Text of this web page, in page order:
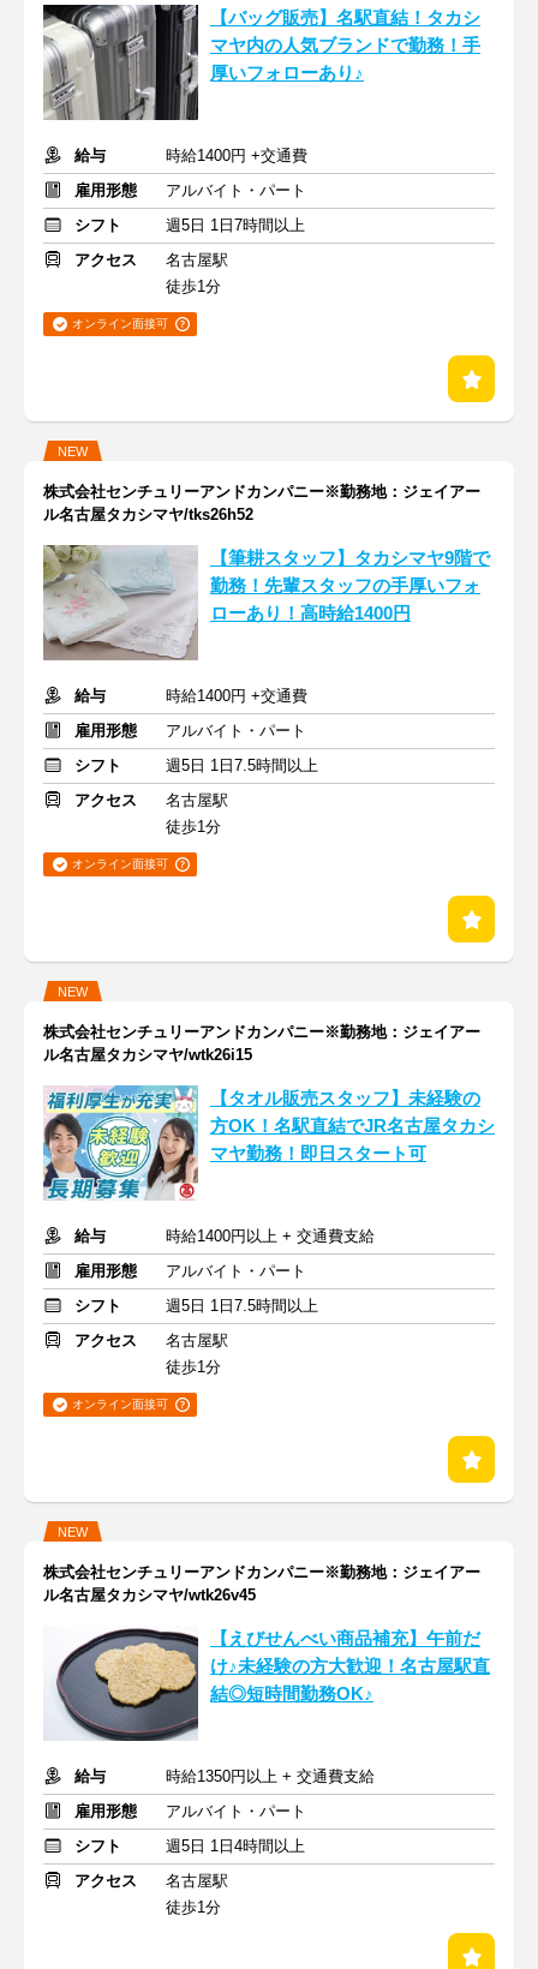
【バッグ販売】名駅直結！タカシ
マヤ内の人気ブランドで勤務！手
厚いフォローあり♪
給与
時給1400円 +交通費
雇用形態
アルバイト・パート
シフト
週5日 1日7時間以上
アクセス
名古屋駅
徒歩1分
オンライン面接可
NEW
株式会社センチュリーアンドカンパニー※勤務地：ジェイアー
ル名古屋タカシマヤ/tks26h52
【筆耕スタッフ】タカシマヤ9階で
勤務！先輩スタッフの手厚いフォ
ローあり！高時給1400円
給与
時給1400円 +交通費
雇用形態
アルバイト・パート
シフト
週5日 1日7.5時間以上
アクセス
名古屋駅
徒歩1分
オンライン面接可
NEW
株式会社センチュリーアンドカンパニー※勤務地：ジェイアー
ル名古屋タカシマヤ/wtk26i15
【タオル販売スタッフ】未経験の
方OK！名駅直結でJR名古屋タカシ
マヤ勤務！即日スタート可
給与
時給1400円以上 + 交通費支給
雇用形態
アルバイト・パート
シフト
週5日 1日7.5時間以上
アクセス
名古屋駅
徒歩1分
オンライン面接可
NEW
株式会社センチュリーアンドカンパニー※勤務地：ジェイアー
ル名古屋タカシマヤ/wtk26v45
【えびせんべい商品補充】午前だ
け♪未経験の方大歓迎！名古屋駅直
結◎短時間勤務OK♪
給与
時給1350円以上 + 交通費支給
雇用形態
アルバイト・パート
シフト
週5日 1日4時間以上
アクセス
名古屋駅
徒歩1分